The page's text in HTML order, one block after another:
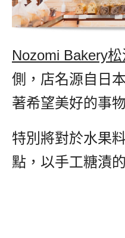
Nozomi Bakery
側，店名源自日
著希望美好的事物
特別將對於水果
點，以手工糖漬